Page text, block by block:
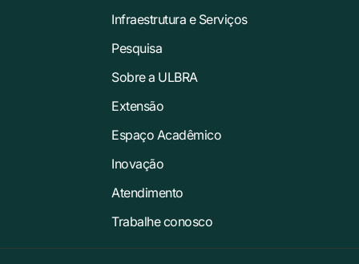
Infraestrutura e Serviços
Pesquisa
Sobre a ULBRA
Extensão
Espaço Acadêmico
Inovação
Atendimento
Trabalhe conosco